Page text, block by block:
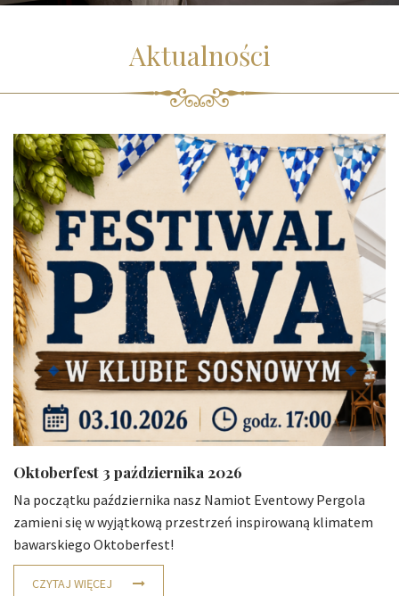
Aktualności
Oktoberfest 3 października 2026
Na początku października nasz Namiot Eventowy Pergola
zamieni się w wyjątkową przestrzeń inspirowaną klimatem
bawarskiego Oktoberfest!
CZYTAJ WIĘCEJ